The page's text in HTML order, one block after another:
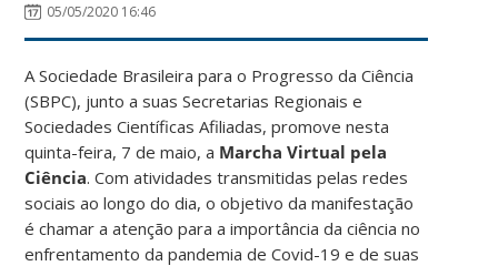
05/05/2020 16:46
A Sociedade Brasileira para o Progresso da Ciência
(SBPC), junto a suas Secretarias Regionais e
Sociedades Científicas Afiliadas, promove nesta
quinta-feira, 7 de maio, a Marcha Virtual pela
Ciência. Com atividades transmitidas pelas redes
sociais ao longo do dia, o objetivo da manifestação
é chamar a atenção para a importância da ciência no
enfrentamento da pandemia de Covid-19 e de suas